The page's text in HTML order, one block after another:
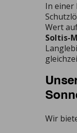
In einer
Wert
Soltis-
Wir